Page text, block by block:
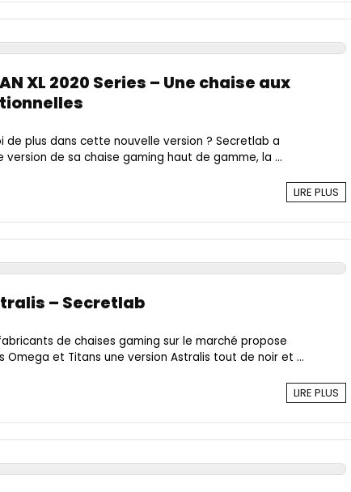
XL 2020 Series – Une chaise aux
de plus dans cette nouvelle version ? Secretlab a
de sa chaise gaming haut de gamme, la ...
LIRE PLUS
– Secretlab
de chaises gaming sur le marché propose
Omega et Titans une version Astralis tout de noir et ...
LIRE PLUS